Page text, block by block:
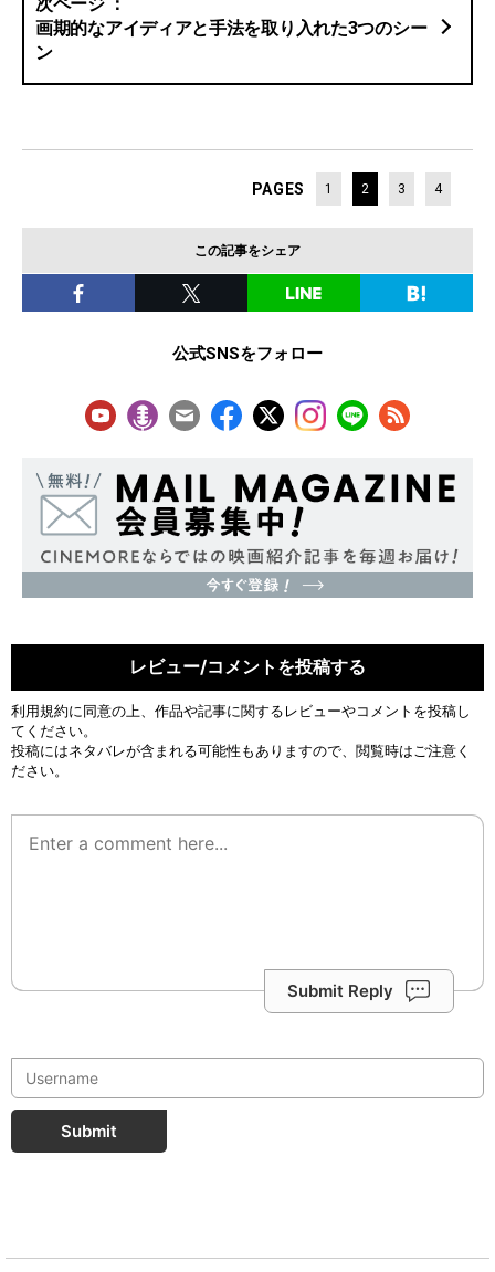
画期的なアイディアと手法を取り入れた3つのシー
ン
PAGES 1 2 3 4
この記事をシェア
公式SNSをフォロー
レビュー/コメントを投稿する
利用規約に同意の上、作品や記事に関するレビューやコメントを投稿し
てください。
投稿にはネタバレが含まれる可能性もありますので、閲覧時はご注意く
ださい。
Submit Reply
Submit